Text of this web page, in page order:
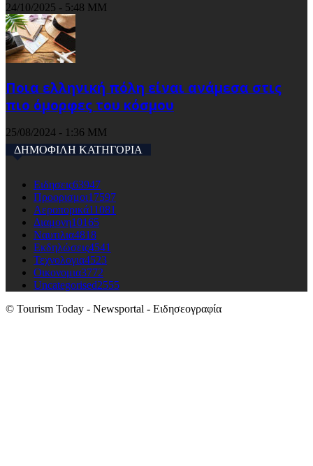
24/10/2025 - 5:48 ΜΜ
Ποια ελληνική πόλη είναι ανάμεσα στις
πιο όμορφες του κόσμου
25/08/2024 - 1:36 ΜΜ
ΔΗΜΟΦΙΛΗ ΚΑΤΗΓΟΡΙΑ
Ειδησεις63947
Προορισμοι17597
Αεροπορικά11081
Διαμονη10165
Ναυτιλια4818
Εκδηλώσεις4541
Τεχνολογια4523
Οικονομια3772
Uncategorised2555
© Tourism Today - Newsportal - Ειδησεογραφία